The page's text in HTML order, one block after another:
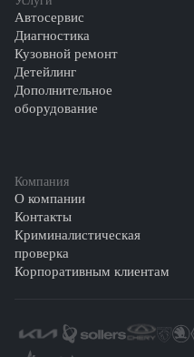
Автосервис
Диагностика
Кузовной ремонт
Детейлинг
Дополнительное
оборудование
Компания
О компании
Контакты
Криминалистическая
проверка
Корпоративным клиентам